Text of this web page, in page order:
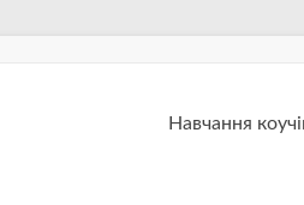
Навчання